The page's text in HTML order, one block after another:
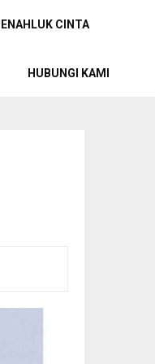
CINTA
HUBUNGI KAMI